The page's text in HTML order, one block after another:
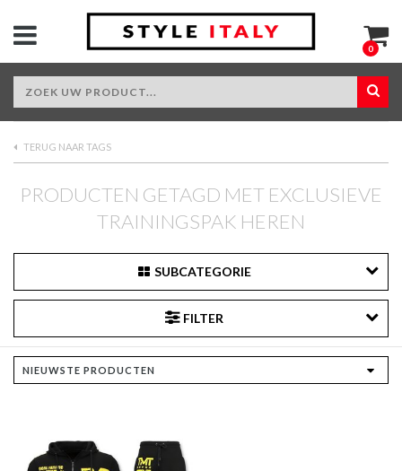
0
TERUG NAAR TAGS
PRODUCTEN GETAGD MET EXCLUSIEVE
TRAININGSPAK HEREN
SUBCATEGORIE
FILTER